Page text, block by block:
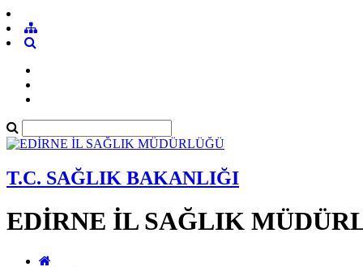
T.C. SAĞLIK BAKANLIĞI
EDİRNE İL SAĞLIK